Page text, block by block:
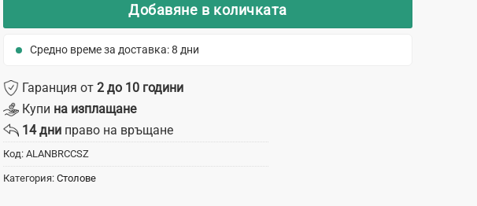
Добавяне в количката
Средно време за доставка: 8 дни
Гаранция от 2 до 10 години
Купи на изплащане
14 дни право на връщане
Код: ALANBRCCSZ
Категория: Столове